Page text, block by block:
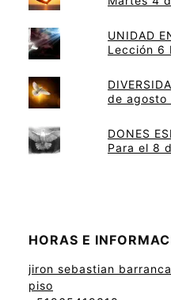
UNIDAD
Lección 6
de agosto
DONES
Para el 8
HORAS E
jiron sebastian
piso